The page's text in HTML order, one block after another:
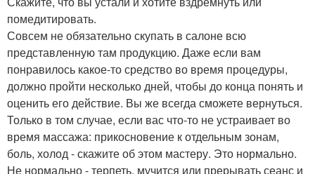
помедитировать.
Совсем не обязательно скупать в салоне всю
представленную там продукцию. Даже если вам
понравилось какое-то средство во время процедуры,
должно пройти несколько дней, чтобы до конца понять и
оценить его действие. Вы же всегда сможете вернуться.
Только в том случае, если вас что-то не устраивает во
время массажа: прикосновение к отдельным зонам,
боль, холод - скажите об этом мастеру. Это нормально.
Не нормально - терпеть, мучится или прерывать сеанс и